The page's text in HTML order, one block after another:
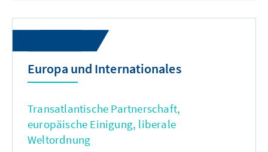
Europa und Internationales
Transatlantische Partnerschaft,
europäische Einigung, liberale
Weltordnung